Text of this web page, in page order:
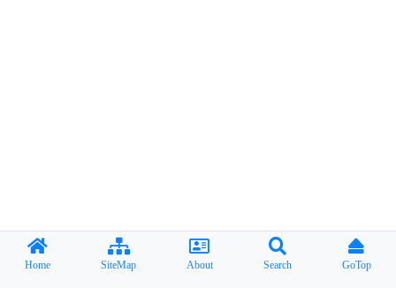
Home SiteMap About Search GoTop